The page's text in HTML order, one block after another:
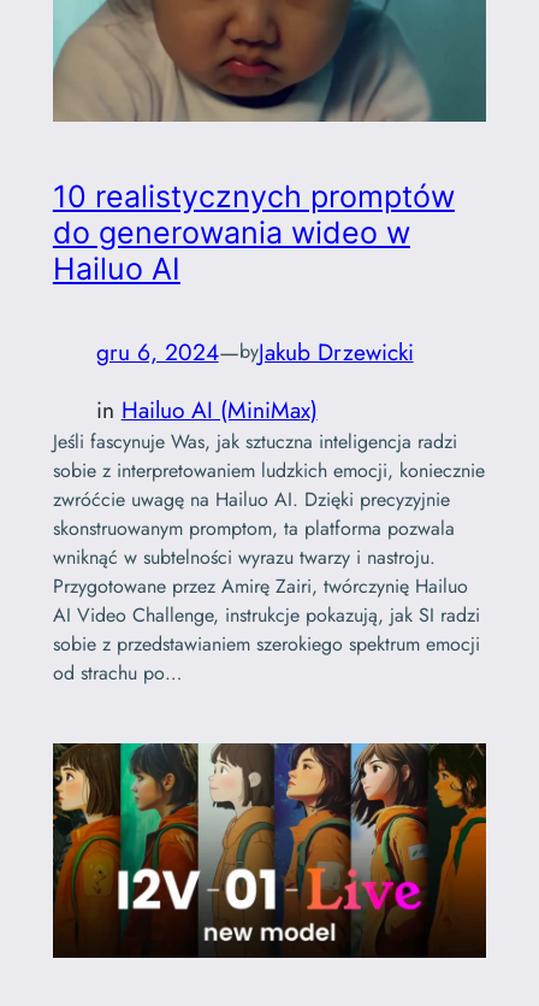
10 realistycznych promptów
do generowania wideo w
Hailuo AI
gru 6, 2024—byJakub Drzewicki
in Hailuo AI (MiniMax)
Jeśli fascynuje Was, jak sztuczna inteligencja radzi
sobie z interpretowaniem ludzkich emocji, koniecznie
zwróćcie uwagę na Hailuo AI. Dzięki precyzyjnie
skonstruowanym promptom, ta platforma pozwala
wniknąć w subtelności wyrazu twarzy i nastroju.
Przygotowane przez Amirę Zairi, twórczynię Hailuo
AI Video Challenge, instrukcje pokazują, jak SI radzi
sobie z przedstawianiem szerokiego spektrum emocji
od strachu po…